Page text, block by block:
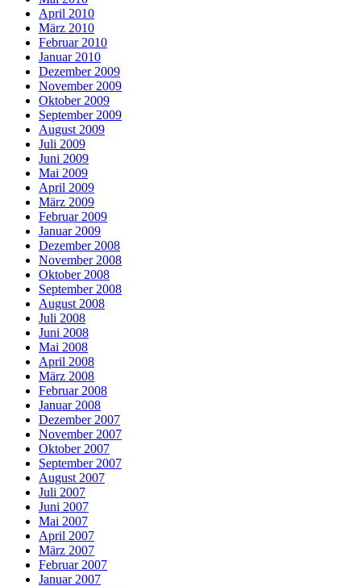
April 2010
März 2010
Februar 2010
Januar 2010
Dezember 2009
November 2009
Oktober 2009
September 2009
August 2009
Juli 2009
Juni 2009
Mai 2009
April 2009
März 2009
Februar 2009
Januar 2009
Dezember 2008
November 2008
Oktober 2008
September 2008
August 2008
Juli 2008
Juni 2008
Mai 2008
April 2008
März 2008
Februar 2008
Januar 2008
Dezember 2007
November 2007
Oktober 2007
September 2007
August 2007
Juli 2007
Juni 2007
Mai 2007
April 2007
März 2007
Februar 2007
Januar 2007